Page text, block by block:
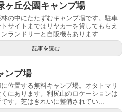
ヶ丘公園キャンプ場
の中にたたずむキャンプ場です。駐車
サイトまではリヤカーを貸してもらえ
ンランドリーと自販機もあります...
記事を読む
ンプ場
位置する無料キャンプ場。オタトマリ
にあります。利尻山のロケーションは
す。芝はきれいに整備されてい...